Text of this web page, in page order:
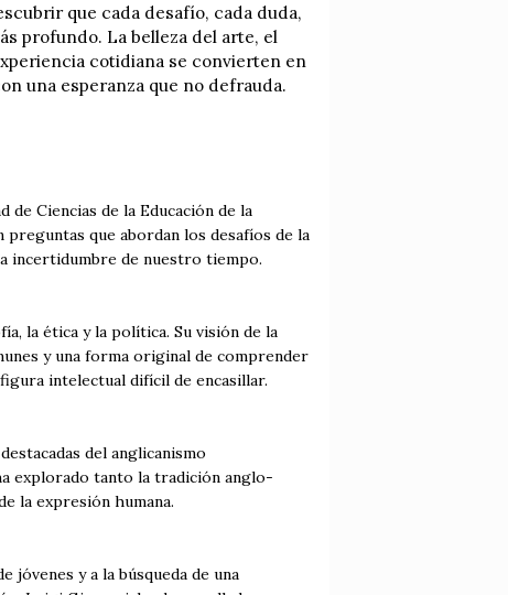
que cada desafío, cada duda,
profundo. La belleza del arte, el
cotidiana se convierten en
una esperanza que no defrauda.
de Ciencias de la Educación de la
que abordan los desafíos de la
incertidumbre de nuestro tiempo.
la ética y la política. Su visión de la
y una forma original de comprender
intelectual difícil de encasillar.
del anglicanismo
explorado tanto la tradición anglo-
la expresión humana.
jóvenes y a la búsqueda de una